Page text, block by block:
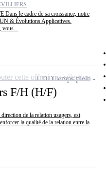
le cadre de sa croissance, notre
& Évolutions Applicatives.
vous...
F/H (H/F)
de la relation usagers, est
la qualité de la relation entre la
CDDTemps plein
cette offre à ma sélection